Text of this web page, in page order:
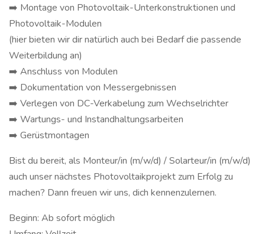
➡️ Montage von Photovoltaik-Unterkonstruktionen und
Photovoltaik-Modulen
(hier bieten wir dir natürlich auch bei Bedarf die passende
Weiterbildung an)
➡️ Anschluss von Modulen
➡️ Dokumentation von Messergebnissen
➡️ Verlegen von DC-Verkabelung zum Wechselrichter
➡️ Wartungs- und Instandhaltungsarbeiten
➡️ Gerüstmontagen
Bist du bereit, als Monteur/in (m/w/d) / Solarteur/in (m/w/d)
auch unser nächstes Photovoltaikprojekt zum Erfolg zu
machen? Dann freuen wir uns, dich kennenzulernen.
Beginn: Ab sofort möglich